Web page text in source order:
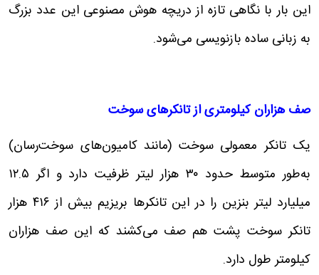
این بار با نگاهی تازه از دریچه هوش مصنوعی این عدد بزرگ
به زبانی ساده بازنویسی می‌شود.
صف هزاران کیلومتری از تانکرهای سوخت
یک تانکر معمولی سوخت‌ (مانند کامیون‌های سوخت‌رسان)
به‌طور متوسط حدود ۳۰ هزار لیتر ظرفیت دارد و اگر ۱۲.۵
میلیارد لیتر بنزین را در این تانکرها بریزیم بیش از ۴۱۶ هزار
تانکر سوخت پشت هم صف می‌کشند که این صف هزاران
کیلومتر طول دارد.